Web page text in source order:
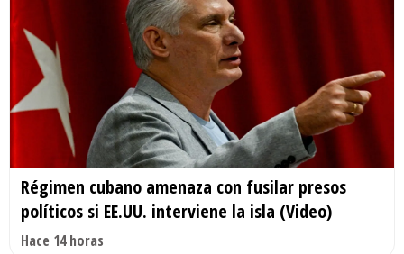
Régimen cubano amenaza con fusilar presos
políticos si EE.UU. interviene la isla (Video)
Hace 14 horas